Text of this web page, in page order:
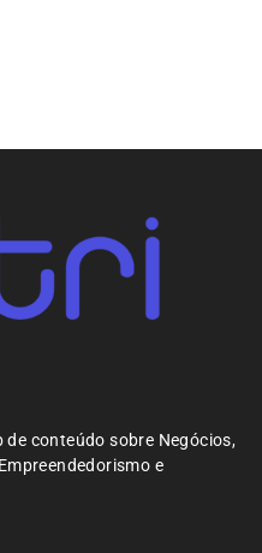
de conteúdo sobre Negócios,
e